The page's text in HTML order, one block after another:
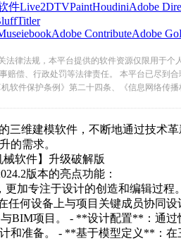
件Live2DTVPaintHoudiniAdobe
iebookAdobe ContributeAdobe
法律法规，本平台提供的软件资源仅限用于
赔偿、行政处罚等法律责任。 本平台已尽
软件保护条例》第二十四条、《信息网络传
模软件，不断地通过技术革新
。
版本的亮点功能：
专注于设计的创造和编辑过程
在任何设备上与项目关键成员协同设计
参与BIM项目。 - **设计配置**
。 - **基于模型定义**：